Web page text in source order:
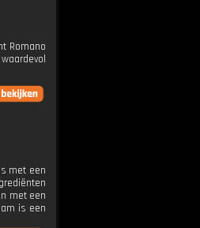
Romano
met een
met een
is een